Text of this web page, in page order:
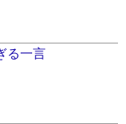
る一言